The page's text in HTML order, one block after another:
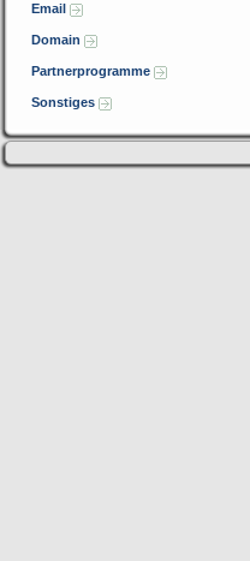
Email
Domain
Partnerprogramme
Sonstiges